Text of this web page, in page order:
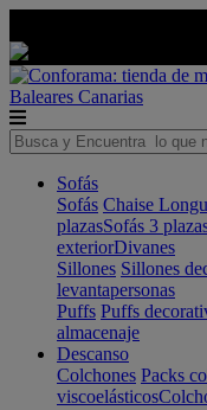
Baleares Canarias
Sofás
Sofás Chaise
plazasSofás 3
exteriorDivanes
Sillones Sillones
levantapersonas
Puffs Puffs
almacenaje
Descanso
Colchones Packs
viscoelásticos